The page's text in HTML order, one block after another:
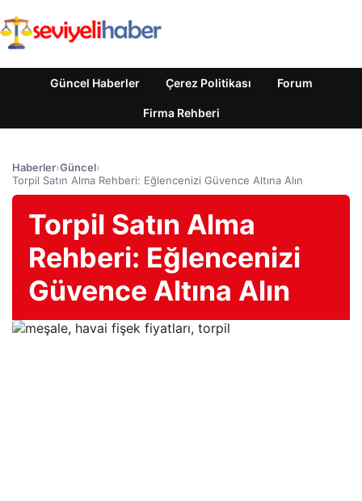
Güncel Haberler Çerez Politikası Forum
Firma Rehberi
Haberler›Güncel›
Torpil Satın Alma Rehberi: Eğlencenizi Güvence Altına Alın
Torpil Satın Alma
Rehberi: Eğlencenizi
Güvence Altına Alın